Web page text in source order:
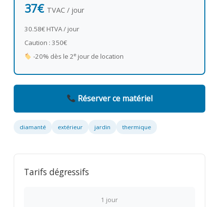
37€ TVAC / jour
30.58€ HTVA / jour
Caution : 350€
-20% dès le 2ejour de location
Réserver ce matériel
diamanté extérieur jardin thermique
Tarifs dégressifs
1 jour